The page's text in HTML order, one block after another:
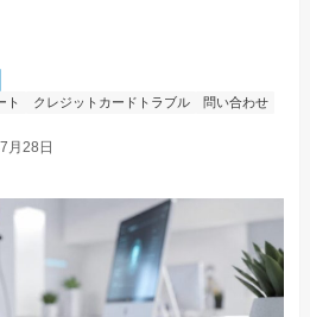
ト クレジットカードトラブル
問い合わせ
月28日